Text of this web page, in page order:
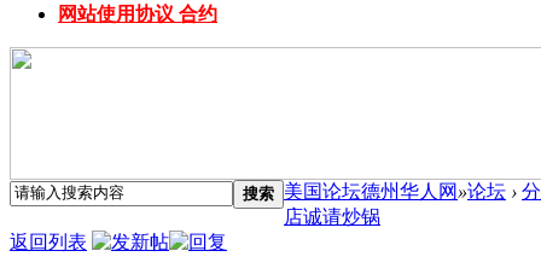
网站使用协议 合约
搜索 美国论坛德州华人网 »论坛 ›
店诚请炒锅
返回列表